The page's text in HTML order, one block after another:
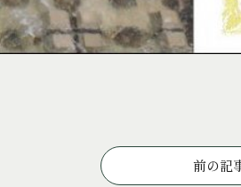
投
稿
前の記